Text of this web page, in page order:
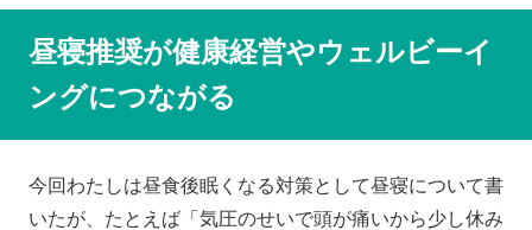
昼寝推奨が健康経営やウェルビーイ
ングにつながる
今回わたしは昼食後眠くなる対策として昼寝について書
いたが、たとえば「気圧のせいで頭が痛いから少し休み